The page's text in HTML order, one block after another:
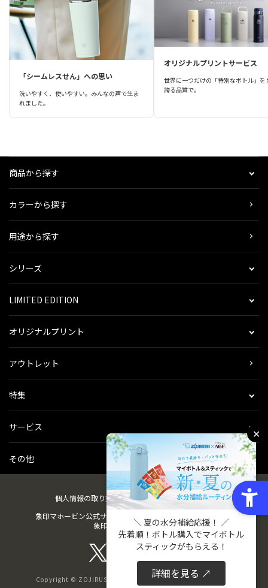
「シームレスせん」への思い
洗いやすく、使いやすい。みんなの声で生ま
れました。
オリジナルプリントサービス
世界に一つだけの「特別なボトル」を
誇る品質で。
商品から探す
カラーから探す
用途から探す
シリーズ
LIMITED EDITION
オリジナルプリント
アウトレット
特集
サービス
その他
個人情報の取り扱い会社概要ご利用規約会員規約
象印マホービン公式サイト
象印パーツダイレクト
Copyright © ZOJIRUSHI CORPORATION. All Rights Reserved
✕
＼ 夏の水分補給応援！ ／
先着順！ボトル購入でマイボトル
スティックがもらえる！
詳細を見る ↗